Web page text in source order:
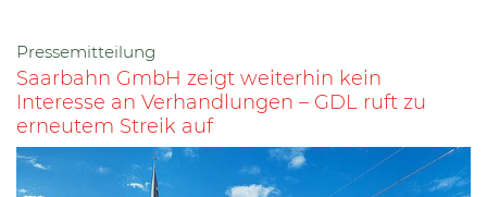
Pressemitteilung
Saarbahn GmbH zeigt weiterhin kein
Interesse an Verhandlungen – GDL ruft zu
erneutem Streik auf